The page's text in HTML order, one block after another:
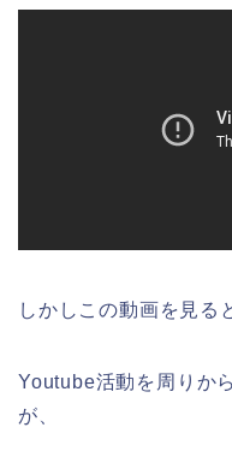
しかしこの動画を見る
Youtube活動を周りか
が、